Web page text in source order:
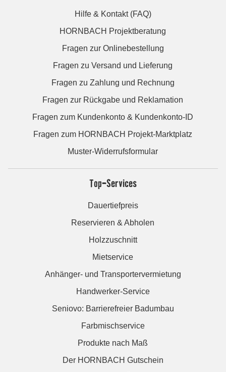
Hilfe & Kontakt (FAQ)
HORNBACH Projektberatung
Fragen zur Onlinebestellung
Fragen zu Versand und Lieferung
Fragen zu Zahlung und Rechnung
Fragen zur Rückgabe und Reklamation
Fragen zum Kundenkonto & Kundenkonto-ID
Fragen zum HORNBACH Projekt-Marktplatz
Muster-Widerrufsformular
Top-Services
Dauertiefpreis
Reservieren & Abholen
Holzzuschnitt
Mietservice
Anhänger- und Transportervermietung
Handwerker-Service
Seniovo: Barrierefreier Badumbau
Farbmischservice
Produkte nach Maß
Der HORNBACH Gutschein